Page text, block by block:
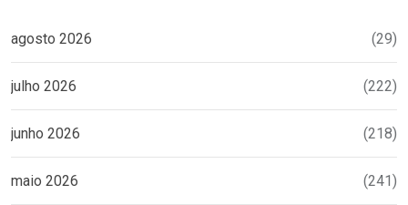
agosto 2026 (29)
julho 2026 (222)
junho 2026 (218)
maio 2026 (241)